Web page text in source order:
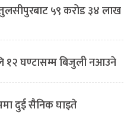
५९ करोड ३४ लाख
१२ घण्टासम्म बिजुली नआउने
दुई सैनिक घाइते